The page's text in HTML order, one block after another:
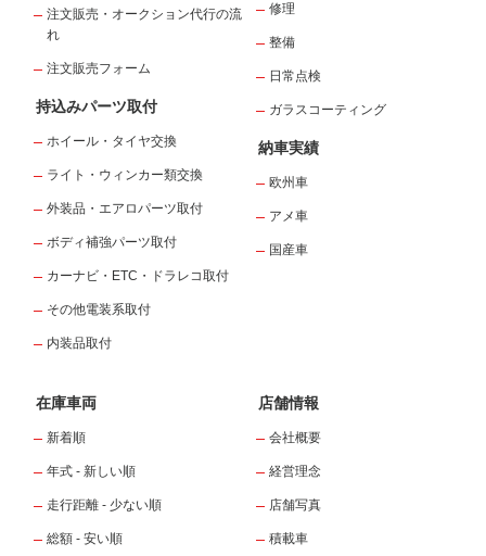
注文販売・オークション代行の流
れ
注文販売フォーム
持込みパーツ取付
ホイール・タイヤ交換
ライト・ウィンカー類交換
外装品・エアロパーツ取付
ボディ補強パーツ取付
カーナビ・ETC・ドラレコ取付
その他電装系取付
内装品取付
修理
整備
日常点検
ガラスコーティング
納車実績
欧州車
アメ車
国産車
在庫車両
新着順
年式 - 新しい順
走行距離 - 少ない順
総額 - 安い順
店舗情報
会社概要
経営理念
店舗写真
積載車